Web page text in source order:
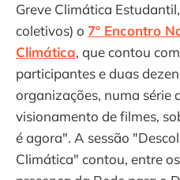
Greve Climática
coletivos) o 7° Encontro
Climática, que contou
participantes e duas
organizações, numa série
visionamento de filmes,
é agora". A sessão
Climática" contou, entre